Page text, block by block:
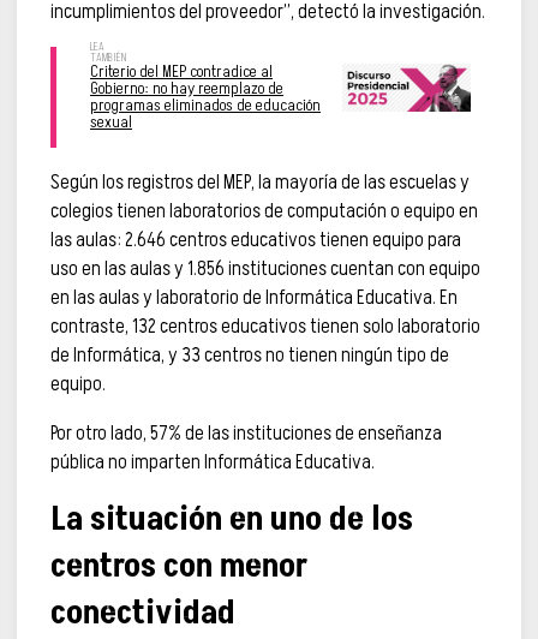
incumplimientos del proveedor”, detectó la investigación.
Criterio del MEP contradice al
Gobierno: no hay reemplazo de
programas eliminados de educación
sexual
Según los registros del MEP, la mayoría de las escuelas y
colegios tienen laboratorios de computación o equipo en
las aulas: 2.646 centros educativos tienen equipo para
uso en las aulas y 1.856 instituciones cuentan con equipo
en las aulas y laboratorio de Informática Educativa. En
contraste, 132 centros educativos tienen solo laboratorio
de Informática, y 33 centros no tienen ningún tipo de
equipo.
Por otro lado, 57% de las instituciones de enseñanza
pública no imparten Informática Educativa.
La situación en uno de los
centros con menor
conectividad